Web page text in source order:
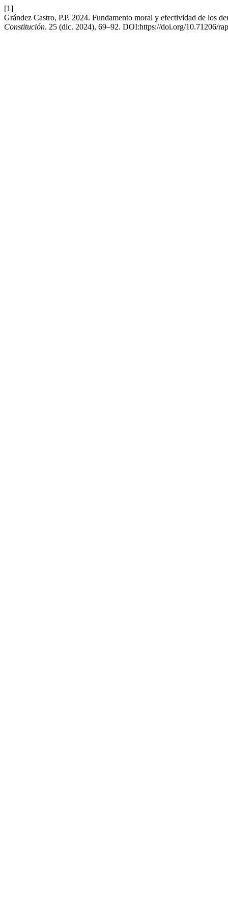
[1]
Grández Castro, P.P. 2024. Fundamento moral y efectividad de los
Constitución. 25 (dic. 2024), 69–92. DOI:https://doi.org/10.71206/